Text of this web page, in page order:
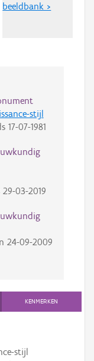
beeldbank >
stijl
17-07-1981
29-03-2019
24-09-2009
KENMERKEN
stijl